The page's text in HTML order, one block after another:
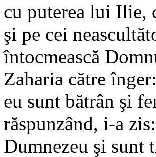
cu puterea lui Ilie,
şi pe cei
întocmească
Zaharia către
eu sunt bătrân şi
răspunzând, i-a
Dumnezeu şi sunt